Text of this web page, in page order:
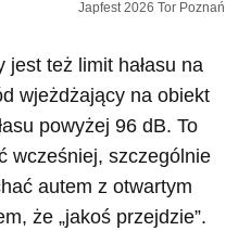
Japfest 2026 Tor Poznań
jest też limit hałasu na
wjeżdżający na obiekt
powyżej 96 dB. To
wcześniej, szczególnie
autem z otwartym
że „jakoś przejdzie”.